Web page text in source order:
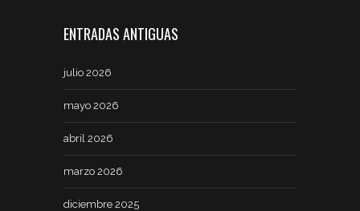
ENTRADAS ANTIGUAS
julio 2026
mayo 2026
abril 2026
marzo 2026
diciembre 2025